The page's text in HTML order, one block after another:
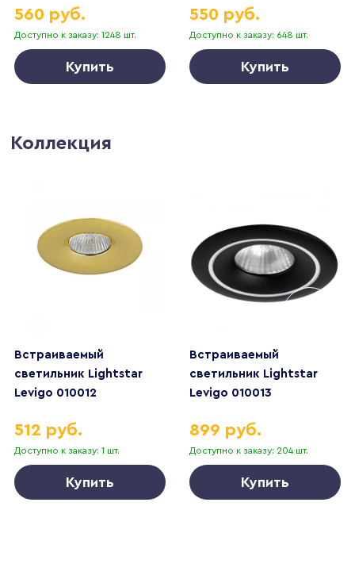
Доступно к заказу: 1248 шт.
560 руб.
Купить
Доступно к заказу: 648 шт.
550 руб.
Купить
Коллекция
Встраиваемый
светильник Lightstar
Levigo 010012
Доступно к заказу: 1 шт.
512 руб.
Купить
Встраиваемый
светильник Lightstar
Levigo 010013
Доступно к заказу: 204 шт.
899 руб.
Купить